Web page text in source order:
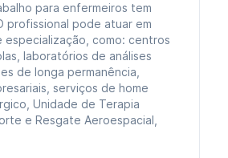
para enfermeiros tem
profissional pode atuar em
especialização, como: centros
laboratórios de análises
de longa permanência,
serviços de home
Unidade de Terapia
e Resgate Aeroespacial,